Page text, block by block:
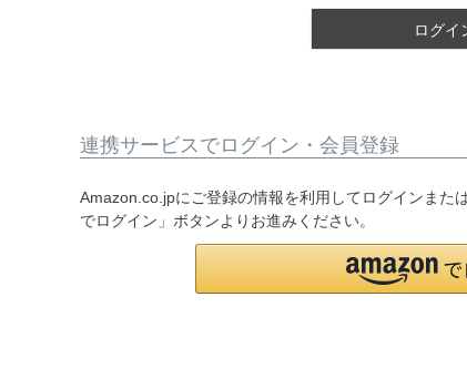
ログイ
連携サービスでログイン・会員登録
Amazon.co.jpにご登録の情報を利用してログインまた
でログイン」ボタンよりお進みください。